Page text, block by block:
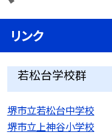
リンク
若松台学校群
堺市立若松台中学校
堺市立上神谷小学校